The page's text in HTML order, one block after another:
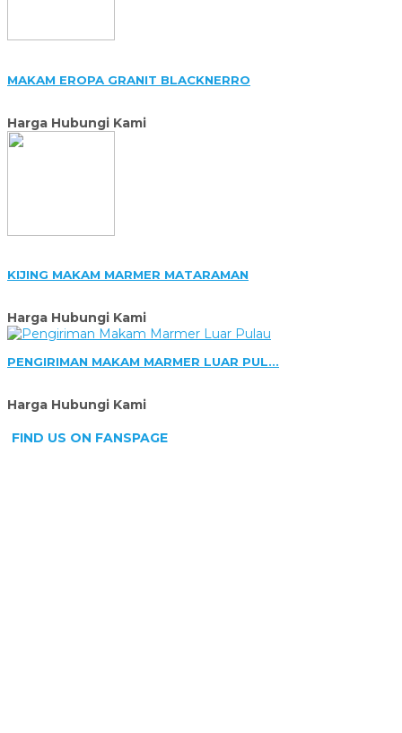
MAKAM EROPA GRANIT BLACKNERRO
Harga Hubungi Kami
KIJING MAKAM MARMER MATARAMAN
Harga Hubungi Kami
PENGIRIMAN MAKAM MARMER LUAR PUL...
Harga Hubungi Kami
FIND US ON FANSPAGE